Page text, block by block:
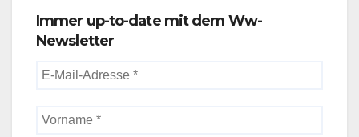
Immer up-to-date mit dem Ww-
Newsletter